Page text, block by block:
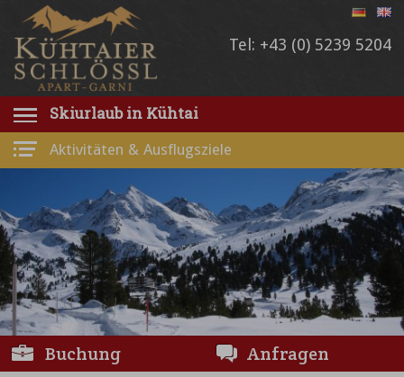
Tel: +43 (0) 5239 5204
Skiurlaub in Kühtai
Aktivitäten & Ausflugsziele
Buchung Anfragen